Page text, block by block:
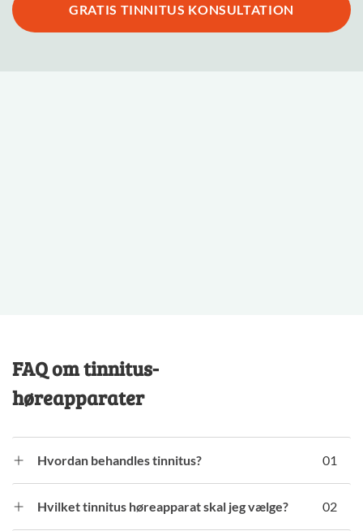
GRATIS TINNITUS KONSULTATION
FAQ om tinnitus-
høreapparater
Hvordan behandles tinnitus? 01
årsagen. Kronisk tinnitus lindres ofte ved lydterapi. For
Hvilket tinnitus høreapparat skal jeg vælge? 02